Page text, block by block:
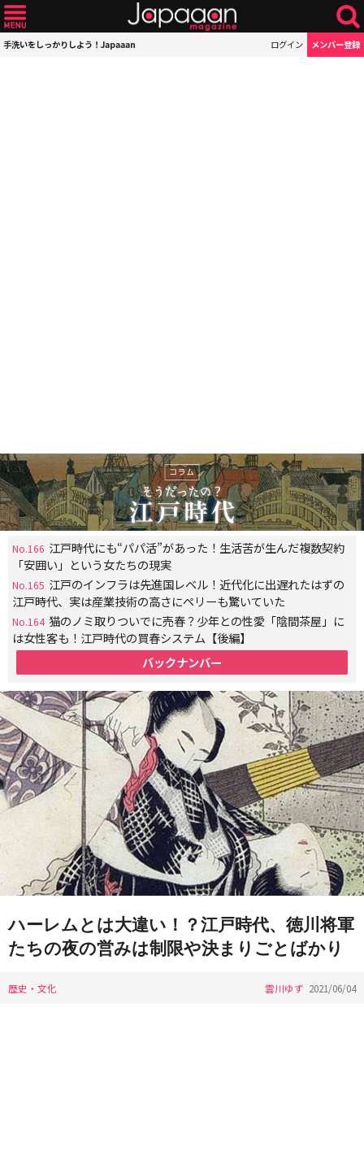
手洗いをしっかりしよう！Japaaan ログイン メンバー登録
No.166 江戸時代にも“パパ活”があった！生活苦が生んだ複数契約
「安囲い」という女たちの現実
No.165 江戸のインフラは先進国レベル！近代化に出遅れたはずの
江戸時代、実は産業技術の高さにペリーも驚いていた
No.164 猫のノミ取りついでに売春？少年との性愛「陰間茶屋」に
は女性客も！江戸時代の買春システム【後編】
バックナンバー
ハーレムとは大違い！？江戸時代、徳川将軍
たちの夜の営みは制限や決まりごとばかり
歴史・文化 雲川ゆず 2021/06/04